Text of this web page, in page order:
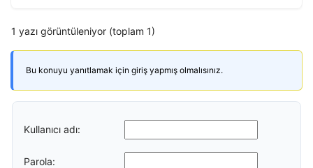
1 yazı görüntüleniyor (toplam 1)
Bu konuyu yanıtlamak için giriş yapmış olmalısınız.
Kullanıcı adı:
Parola: